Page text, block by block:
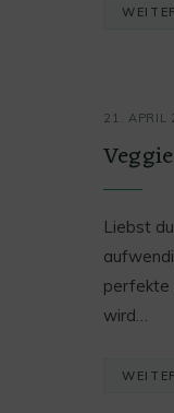
21. APRIL
Liebst
perfekte
wird…